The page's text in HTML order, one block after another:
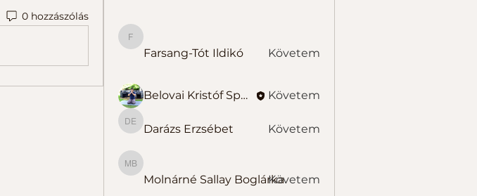
0 hozzászólás
Farsang-Tót Ildikó
Farsang-Tót Ildikó Követem
Belovai Kristóf Sportedző Követem
Darázs Erzsébet
Darázs Erzsébet Követem
Molnárné Sallay Boglárka
Molnárné Sallay BoglárkaKövetem